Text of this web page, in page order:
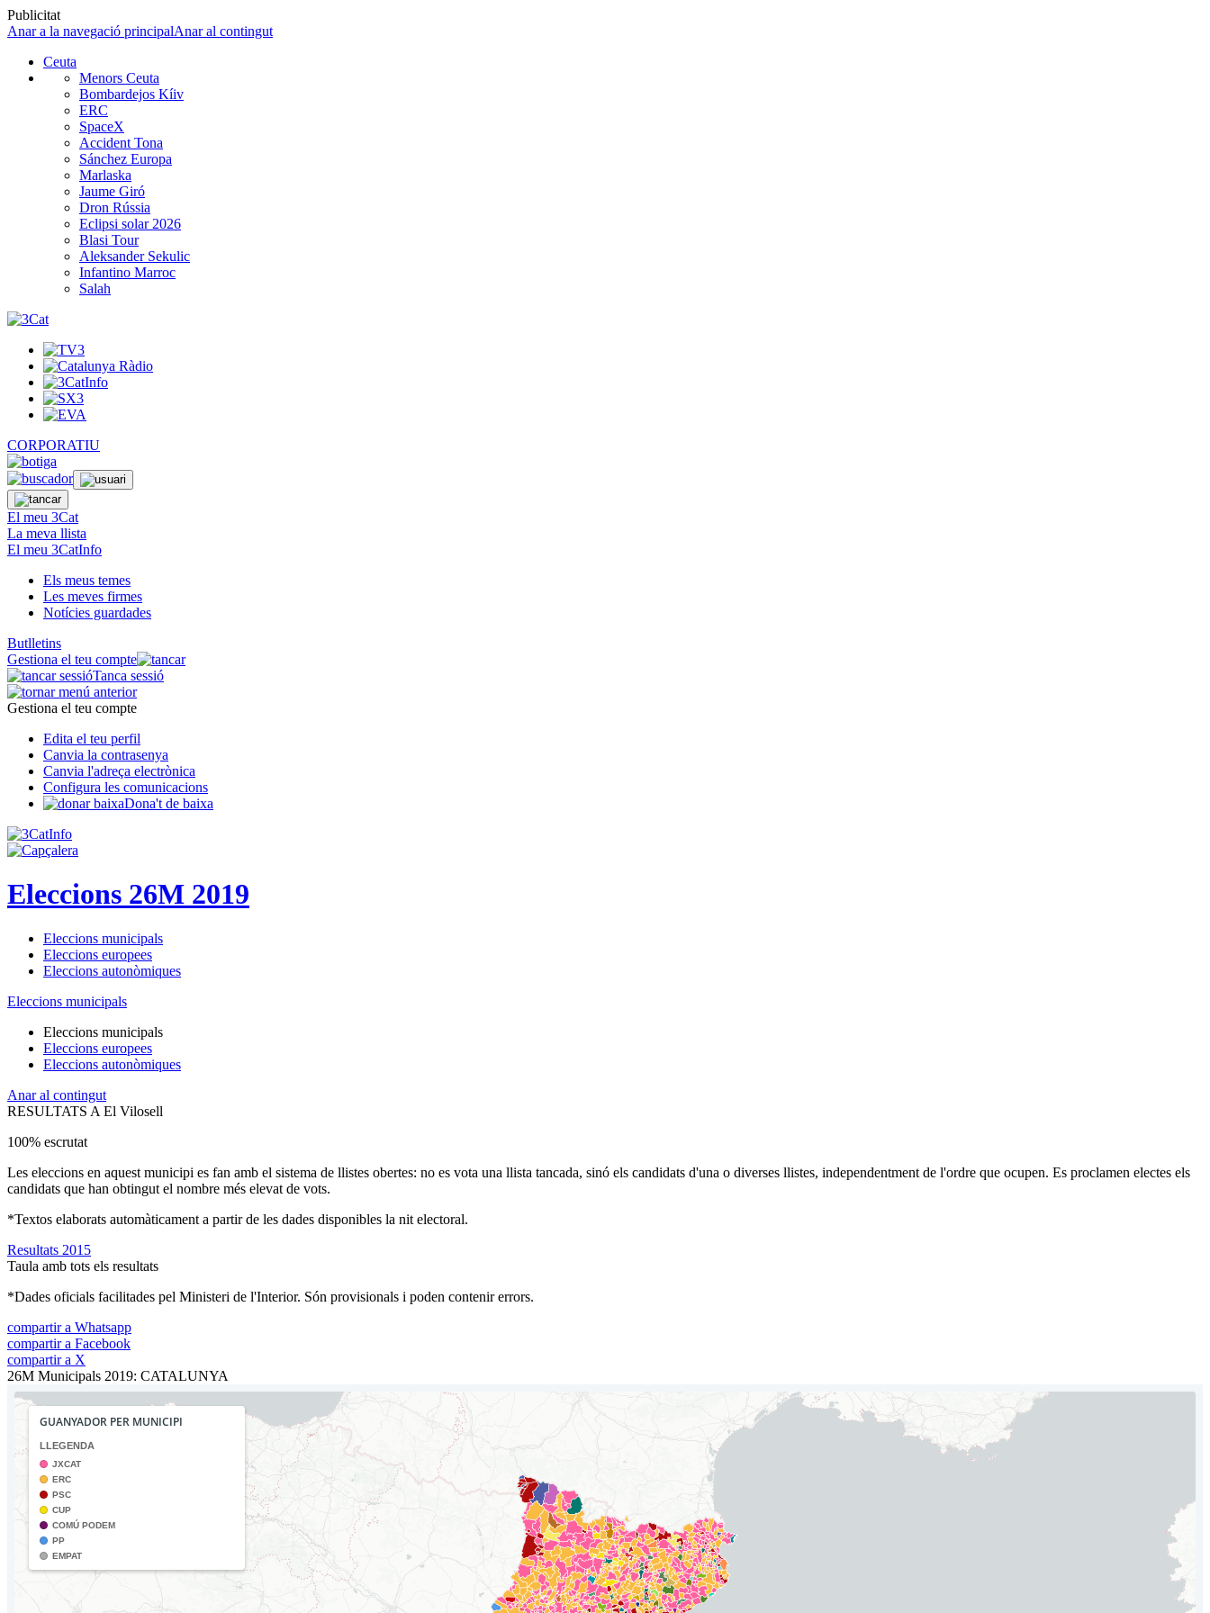
Publicitat
Anar a la navegació principalAnar al contingut
Ceuta
Menors Ceuta
Bombardejos Kíiv
ERC
SpaceX
Accident Tona
Sánchez Europa
Marlaska
Jaume Giró
Dron Rússia
Eclipsi solar 2026
Blasi Tour
Aleksander Sekulic
Infantino Marroc
Salah
CORPORATIU
El meu 3Cat
La meva llista
El meu 3CatInfo
Els meus temes
Les meves firmes
Notícies guardades
Butlletins
Gestiona el teu compte
Tanca sessió
Gestiona el teu compte
Edita el teu perfil
Canvia la contrasenya
Canvia l'adreça electrònica
Configura les comunicacions
Dona't de baixa
Eleccions 26M 2019
Eleccions municipals
Eleccions europees
Eleccions autonòmiques
Eleccions municipals
Eleccions municipals
Eleccions europees
Eleccions autonòmiques
Anar al contingut
RESULTATS A El Vilosell
100% escrutat
Les eleccions en aquest municipi es fan amb el sistema de llistes obertes: no es vota una llista tancada, sinó els candidats d'una o diverses llistes, independentment de l'ordre que ocupen. Es proclamen electes els
candidats que han obtingut el nombre més elevat de vots.
*Textos elaborats automàticament a partir de les dades disponibles la nit electoral.
Resultats 2015
Taula amb tots els resultats
*Dades oficials facilitades pel Ministeri de l'Interior. Són provisionals i poden contenir errors.
compartir a Whatsapp
compartir a Facebook
compartir a X
26M Municipals 2019: CATALUNYA